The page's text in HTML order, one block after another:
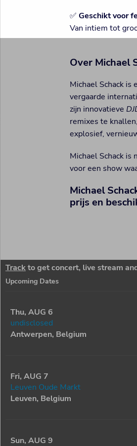
✅ Geschikt voor
Van intiem tot
Over Michael
Michael Schack
vergaarde
zijn innovatieve
remixes te
explosief,
Michael Schack is
voor een show
Michael
prijs en
Trackto get concert, live stream
Upcoming Dates
Thu, AUG 6
undisclosed
Antwerpen, Belgium
Fri, AUG 7
Leuven Oude Markt
Leuven, Belgium
Sun, AUG 9